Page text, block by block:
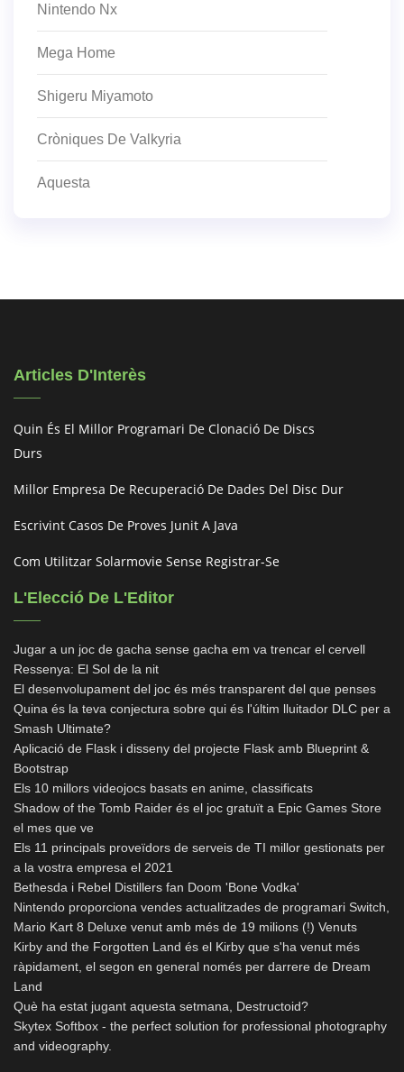
Nintendo Nx
Mega Home
Shigeru Miyamoto
Cròniques De Valkyria
Aquesta
Articles D'Interès
Quin És El Millor Programari De Clonació De Discs
Durs
Millor Empresa De Recuperació De Dades Del Disc Dur
Escrivint Casos De Proves Junit A Java
Com Utilitzar Solarmovie Sense Registrar-Se
L'Elecció De L'Editor
Jugar a un joc de gacha sense gacha em va trencar el cervell
Ressenya: El Sol de la nit
El desenvolupament del joc és més transparent del que penses
Quina és la teva conjectura sobre qui és l'últim lluitador DLC per a
Smash Ultimate?
Aplicació de Flask i disseny del projecte Flask amb Blueprint &
Bootstrap
Els 10 millors videojocs basats en anime, classificats
Shadow of the Tomb Raider és el joc gratuït a Epic Games Store
el mes que ve
Els 11 principals proveïdors de serveis de TI millor gestionats per
a la vostra empresa el 2021
Bethesda i Rebel Distillers fan Doom 'Bone Vodka'
Nintendo proporciona vendes actualitzades de programari Switch,
Mario Kart 8 Deluxe venut amb més de 19 milions (!) Venuts
Kirby and the Forgotten Land és el Kirby que s'ha venut més
ràpidament, el segon en general només per darrere de Dream
Land
Què ha estat jugant aquesta setmana, Destructoid?
Skytex Softbox - the perfect solution for professional photography
and videography.